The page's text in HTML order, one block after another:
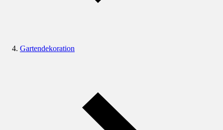
Gartendekoration